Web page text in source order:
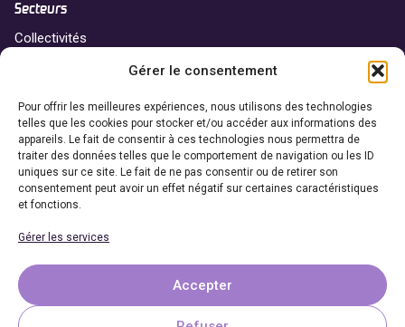
Gérer le consentement
Pour offrir les meilleures expériences, nous utilisons des technologies
telles que les cookies pour stocker et/ou accéder aux informations des
appareils. Le fait de consentir à ces technologies nous permettra de
traiter des données telles que le comportement de navigation ou les ID
uniques sur ce site. Le fait de ne pas consentir ou de retirer son
consentement peut avoir un effet négatif sur certaines caractéristiques
et fonctions.
Gérer les services
Accepter
Secteurs
Collectivités
Franchise
Nos agences
Devenir franchisé
Coordonnées